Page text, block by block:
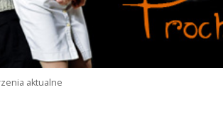
aktualne